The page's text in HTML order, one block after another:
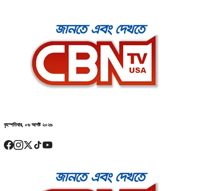
বৃহস্পতিবার, ০৬ আগষ্ট ২০২৬